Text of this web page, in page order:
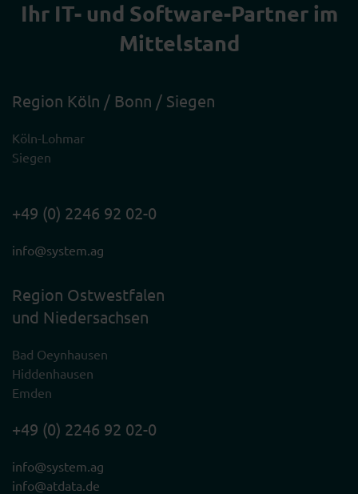
Ihr IT- und Software-Partner im
Mittelstand
Region Köln / Bonn / Siegen
Köln-Lohmar
Siegen
+49 (0) 2246 92 02-0
info@system.ag
Region Ostwestfalen
und Niedersachsen
Bad Oeynhausen
Hiddenhausen
Emden
+49 (0) 2246 92 02-0
info@system.ag
info@atdata.de